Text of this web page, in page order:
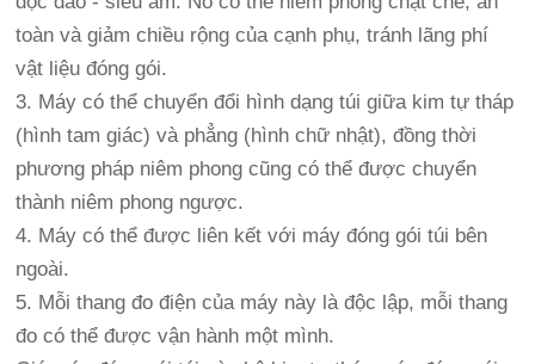
toàn và giảm chiều rộng của cạnh phụ, tránh lãng phí
vật liệu đóng gói.
3. Máy có thể chuyển đổi hình dạng túi giữa kim tự tháp
(hình tam giác) và phẳng (hình chữ nhật), đồng thời
phương pháp niêm phong cũng có thể được chuyển
thành niêm phong ngược.
4. Máy có thể được liên kết với máy đóng gói túi bên
ngoài.
5. Mỗi thang đo điện của máy này là độc lập, mỗi thang
đo có thể được vận hành một mình.